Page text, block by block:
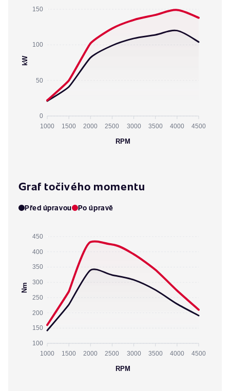
150
100
50
0
kW
1000 1500 2000 2500 3000 3500 4000 4500
RPM
Graf točivého momentu
Před úpravou Po úpravě
450
400
350
300
250
200
150
100
Nm
1000 1500 2000 2500 3000 3500 4000 4500
RPM